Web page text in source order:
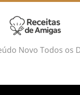
Novo Todos os